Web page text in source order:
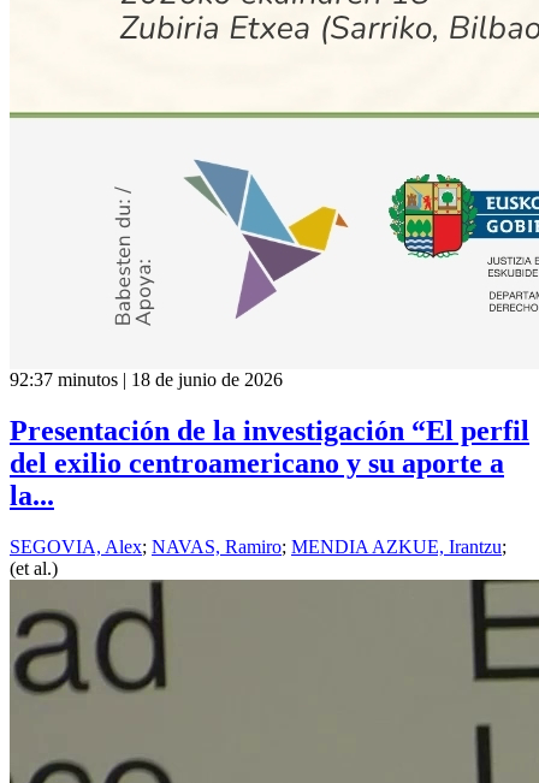
92:37 minutos | 18 de junio de 2026
Presentación de la investigación “El perfil
del exilio centroamericano y su aporte a
la...
SEGOVIA, Alex; NAVAS, Ramiro; MENDIA AZKUE, Irantzu;
(et al.)